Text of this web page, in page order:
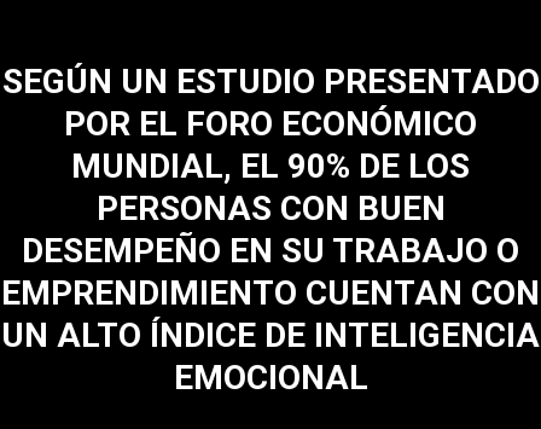
SEGÚN UN ESTUDIO PRESENTADO
POR EL FORO ECONÓMICO
MUNDIAL, EL 90% DE LOS
PERSONAS CON BUEN
DESEMPEÑO EN SU TRABAJO O
EMPRENDIMIENTO CUENTAN CON
UN ALTO ÍNDICE DE INTELIGENCIA
EMOCIONAL